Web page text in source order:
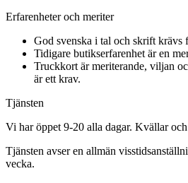
Erfarenheter och meriter
God svenska i tal och skrift krävs
Tidigare butikserfarenhet är en
Truckkort är meriterande, viljan
är ett krav.
Tjänsten
Vi har öppet 9-20 alla dagar. Kvällar
Tjänsten avser en allmän
vecka.